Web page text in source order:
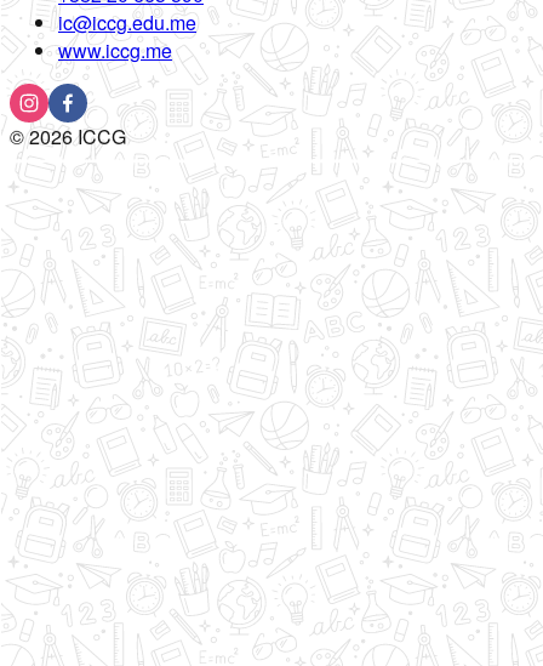
ic@iccg.edu.me
www.iccg.me
©2026ICCG